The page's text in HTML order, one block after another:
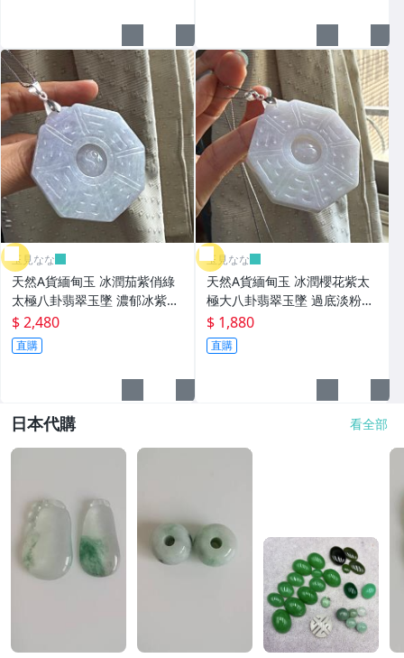
玉見なな
天然A貨緬甸玉 冰潤茄紫俏綠
太極八卦翡翠玉墜 濃郁冰紫帶
淡綠 色過底顯色紫不失
$ 2,480
直購
玉見なな
天然A貨緬甸玉 冰潤櫻花紫太
極大八卦翡翠玉墜 過底淡粉紫
俏淡綠 肉細厚庄粉粉色滿
$ 1,880
直購
日本代購 看全部